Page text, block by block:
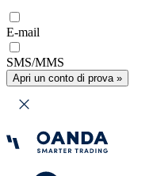
E-mail
SMS/MMS
Apri un conto di prova »